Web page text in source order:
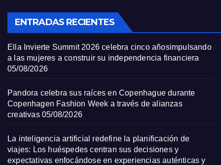
ENTRADAS RECIENTES
Ella Invierte Summit 2026 celebra cinco añosimpulsando
a las mujeres a construir su independencia financiera
05/08/2026
Pandora celebra sus raíces en Copenhague durante
Copenhagen Fashion Week a través de alianzas
creativas 05/08/2026
La inteligencia artificial redefine la planificación de
viajes: Los huéspedes centran sus decisiones y
expectativas enfocándose en experiencias auténticas y